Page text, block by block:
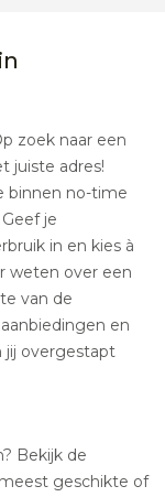
zoek naar een
juiste adres!
binnen no-time
Geef je
in en kies à
weten over een
van de
en
jij overgestapt
Bekijk de
geschikte of